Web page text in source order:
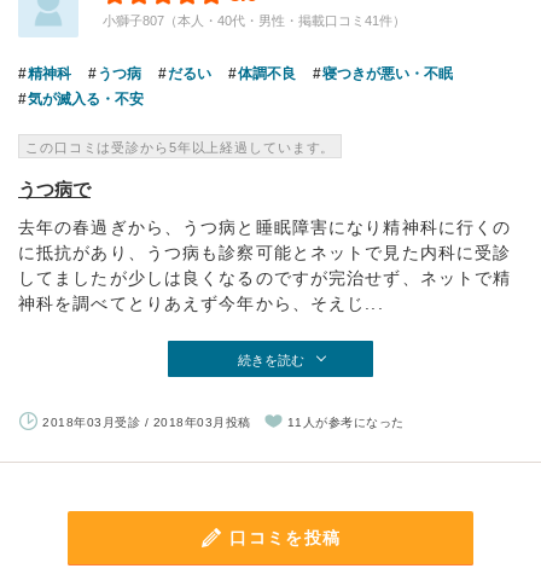
小獅子807（本人・40代・男性・掲載口コミ41件）
精神科 うつ病 だるい 体調不良
寝つきが悪い・不眠
気が滅入る・不安
この口コミは受診から5年以上経過しています。
うつ病で
去年の春過ぎから、うつ病と睡眠障害になり精神科に行くの
に抵抗があり、うつ病も診察可能とネットで見た内科に受診
してましたが少しは良くなるのですが完治せず、ネットで精
神科を調べてとりあえず今年から、そえじ...
続きを読む
2018年03月受診 / 2018年03月投稿 11人が参考になった
口コミを投稿